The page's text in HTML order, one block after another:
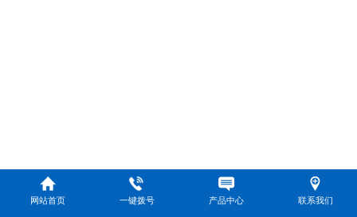
网站首页 一键拨号 产品中心 联系我们